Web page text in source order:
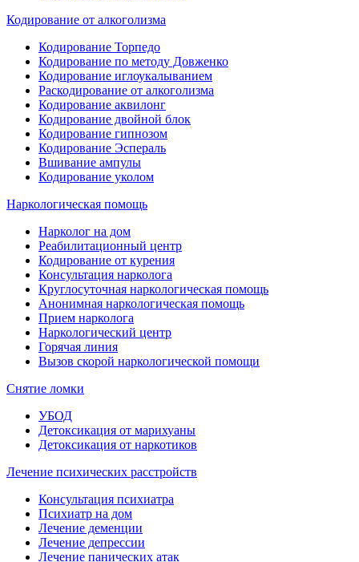
Кодирование от алкоголизма
Кодирование Торпедо
Кодирование по методу Довженко
Кодирование иглоукалыванием
Раскодирование от алкоголизма
Кодирование аквилонг
Кодирование двойной блок
Кодирование гипнозом
Кодирование Эспераль
Вшивание ампулы
Кодирование уколом
Наркологическая помощь
Нарколог на дом
Реабилитационный центр
Кодирование от курения
Консультация нарколога
Круглосуточная наркологическая помощь
Анонимная наркологическая помощь
Прием нарколога
Наркологический центр
Горячая линия
Вызов скорой наркологической помощи
Снятие ломки
УБОД
Детоксикация от марихуаны
Детоксикация от наркотиков
Лечение психических расстройств
Консультация психиатра
Психиатр на дом
Лечение деменции
Лечение депрессии
Лечение панических атак